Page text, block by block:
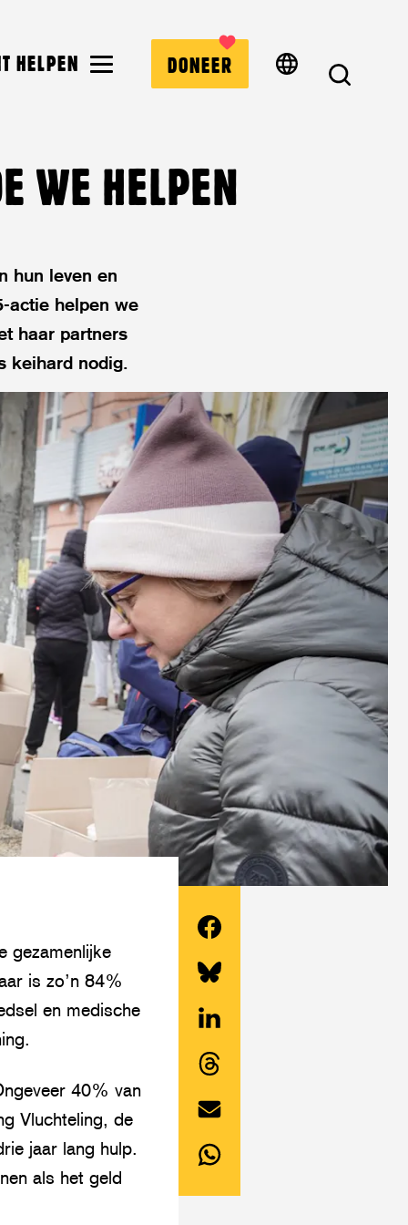
HELPEN DONEER
ZOEK
WE HELPEN
hun leven en
actie helpen we
haar partners
keihard nodig.
dit
artikel
Facebook
this
article
Twitter/Bluesky
dit
artikel
LinkedIn
this
article
dit
artikel
gezamenlijke
is zo’n 84%
en medische
40% van
Vluchteling, de
jaar lang hulp.
als het geld